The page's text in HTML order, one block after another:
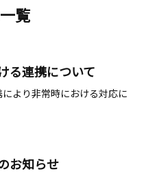
覧
る連携について
より非常時における対応に
お知らせ